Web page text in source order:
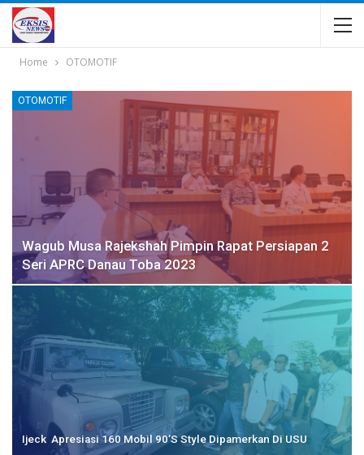
Home OTOMOTIF
OTOMOTIF
Wagub Musa Rajekshah Pimpin Rapat Persiapan 2
Seri APRC Danau Toba 2023
Ijeck Apresiasi 160 Mobil 90’s Style Dipamerkan Di USU